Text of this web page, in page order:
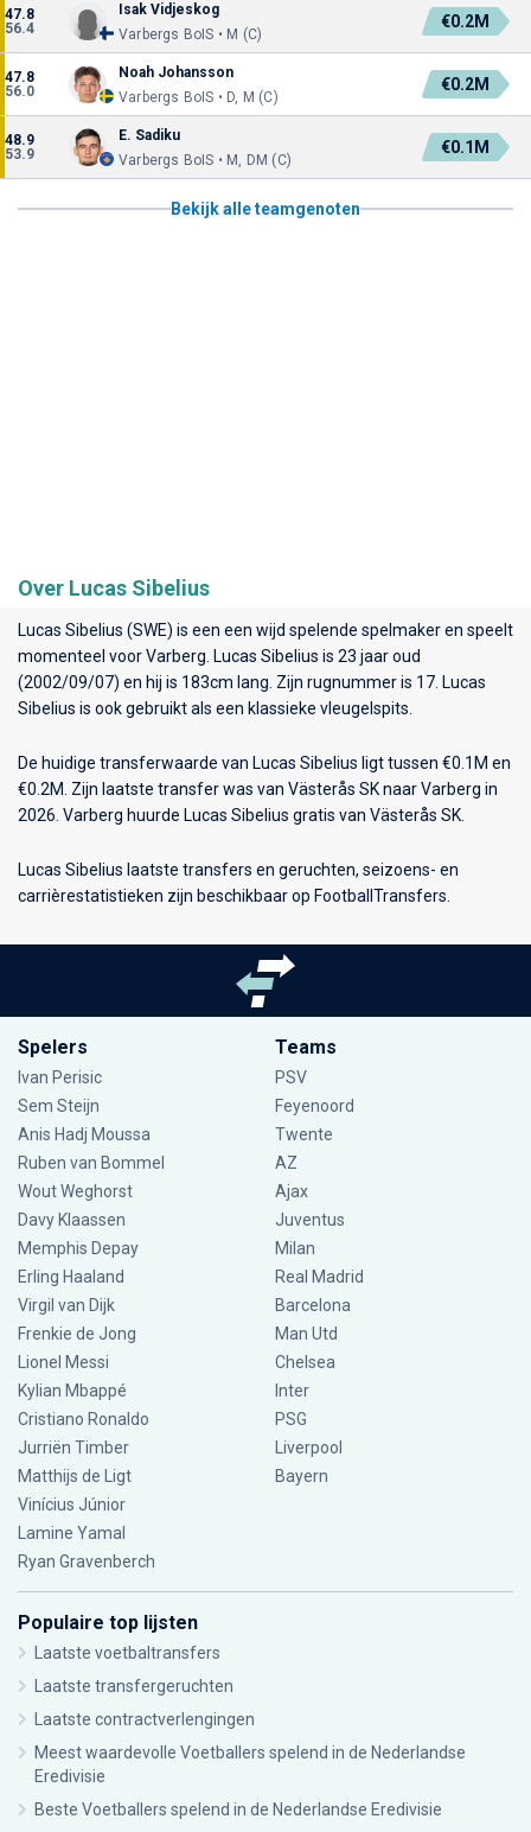
47.8
56.4
Isak Vidjeskog
Varbergs BoIS • M (C)
€0.2M
47.8
56.0
Noah Johansson
Varbergs BoIS • D, M (C)
€0.2M
48.9
53.9
E. Sadiku
Varbergs BoIS • M, DM (C)
€0.1M
Bekijk alle teamgenoten
Over Lucas Sibelius
Lucas Sibelius (SWE) is een een wijd spelende spelmaker en speelt
momenteel voorVarberg . Lucas Sibelius is 23 jaar oud
(2002/09/07) en hij is 183cm lang. Zijn rugnummer is 17. Lucas
Sibelius is ook gebruikt als een klassieke vleugelspits.
De huidige transferwaarde van Lucas Sibelius ligt tussen €0.1M en
€0.2M. Zijn laatste transfer was van Västerås SK naar Varberg in
2026. Varberg huurde Lucas Sibelius gratis van Västerås SK.
Lucas Sibelius laatste transfers en geruchten, seizoens- en
carrièrestatistieken zijn beschikbaar op FootballTransfers.
Spelers
Ivan Perisic
Sem Steijn
Anis Hadj Moussa
Ruben van Bommel
Wout Weghorst
Davy Klaassen
Memphis Depay
Erling Haaland
Virgil van Dijk
Frenkie de Jong
Lionel Messi
Kylian Mbappé
Cristiano Ronaldo
Jurriën Timber
Matthijs de Ligt
Vinícius Júnior
Lamine Yamal
Ryan Gravenberch
Teams
PSV
Feyenoord
Twente
AZ
Ajax
Juventus
Milan
Real Madrid
Barcelona
Man Utd
Chelsea
Inter
PSG
Liverpool
Bayern
Populaire top lijsten
Laatste voetbaltransfers
Laatste transfergeruchten
Laatste contractverlengingen
Meest waardevolle Voetballers spelend in de Nederlandse
Eredivisie
Beste Voetballers spelend in de Nederlandse Eredivisie